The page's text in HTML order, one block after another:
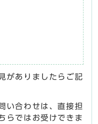
がありましたらご記
い合わせは、直接担
らではお受けできま